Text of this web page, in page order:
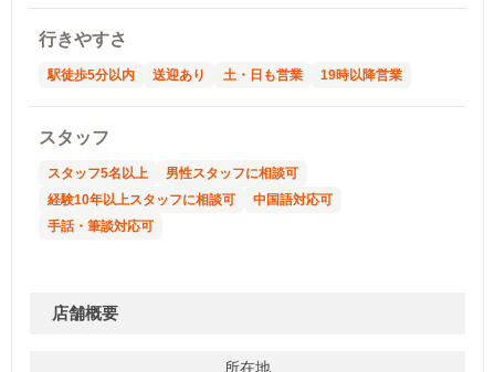
行きやすさ
駅徒歩5分以内 送迎あり 土・日も営業 19時以降営業
スタッフ
スタッフ5名以上
男性スタッフに相談可
経験10年以上スタッフに相談可
中国語対応可
手話・筆談対応可
店舗概要
所在地